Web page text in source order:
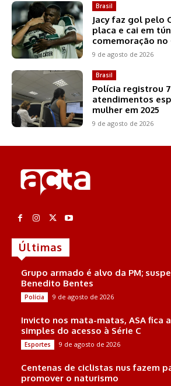
Brasil
Jacy faz gol pelo
placa e cai em
comemoração no
9 de agosto de 2026
Brasil
Polícia registrou
atendimentos
mulher em 2025
9 de agosto de 2026
Últimas
Grupo armado é alvo da PM;
Benedito Bentes
Polícia 9 de agosto de 2026
Invicto nos mata-matas, ASA fica
simples do acesso à Série C
Esportes 9 de agosto de 2026
Centenas de ciclistas nus fazem
promover o naturismo